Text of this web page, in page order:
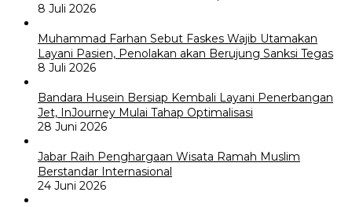
8 Juli 2026
Muhammad Farhan Sebut Faskes Wajib Utamakan
Layani Pasien, Penolakan akan Berujung Sanksi Tegas
8 Juli 2026
Bandara Husein Bersiap Kembali Layani Penerbangan
Jet, InJourney Mulai Tahap Optimalisasi
28 Juni 2026
Jabar Raih Penghargaan Wisata Ramah Muslim
Berstandar Internasional
24 Juni 2026